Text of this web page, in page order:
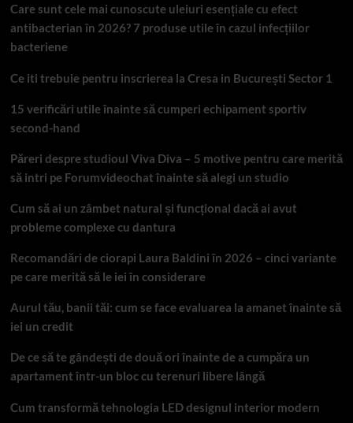
Care sunt cele mai cunoscute uleiuri esențiale cu efect
antibacterian în 2026? 7 produse utile în cazul infecțiilor
bacteriene
Ce iti trebuie pentru inscrierea la Cresa in București Sector 1
15 verificări utile înainte să cumperi echipament sportiv
second-hand
Păreri despre studioul Viva Diva – 5 motive pentru care merită
să intri pe Forumvideochat înainte să alegi un studio
Cum să ai un zâmbet natural și funcțional dacă ai avut
probleme complexe cu dantura
Recomandări de ciorapi Laura Baldini în 2026 – cinci variante
pe care merită să le iei în considerare
Aurul tău, banii tăi: cum se face evaluarea la amanet înainte să
iei un credit
De ce să te gândești de două ori înainte de a cumpăra un
apartament într-un bloc cu terenuri libere lângă
Cum transformă tehnologia LED designul interior modern